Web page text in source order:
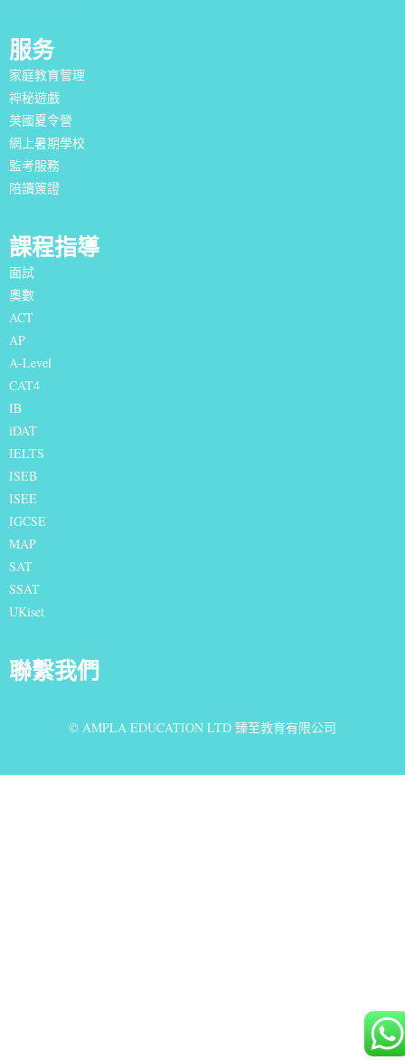
服务
家庭教育管理
神秘遊戲
英國夏令營
網上暑期學校
監考服務
陪讀簽證
課程指導
面試
奧數
ACT
AP
A-Level
CAT4
IB
iDAT
IELTS
ISEB
ISEE
IGCSE
MAP
SAT
SSAT
UKiset
聯繫我們
© AMPLA EDUCATION LTD 臻至教育有限公司